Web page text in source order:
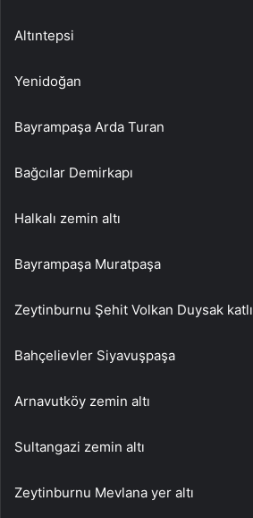
Altıntepsi
Yenidoğan
Bayrampaşa Arda Turan
Bağcılar Demirkapı
Halkalı zemin altı
Bayrampaşa Muratpaşa
Zeytinburnu Şehit Volkan Duysak katlı
Bahçelievler Siyavuşpaşa
Arnavutköy zemin altı
Sultangazi zemin altı
Zeytinburnu Mevlana yer altı